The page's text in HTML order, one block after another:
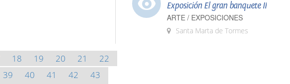
18 19 20 21
22
39 40 41 42
43
Exposición El gran banquete II
ARTE / EXPOSICIONES
Santa Marta de Tormes